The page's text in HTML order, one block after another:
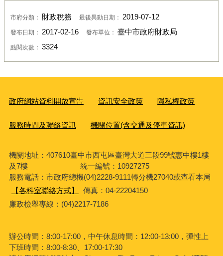
市府分類： 財政稅務 最後異動日期： 2019-07-12
發布日期： 2017-02-16 發布單位： 臺中市政府財政局
點閱次數： 3324
政府網站資料開放宣告 資訊安全政策 隱私權政策
服務時間及聯絡資訊 機關位置(含交通及停車資訊)
機關地址：407610臺中市西屯區臺灣大道三段99號惠中樓1樓
及7樓 統一編號：10927275
服務電話：市政府總機(04)2228-9111轉分機27040或查看本局
【各科室聯絡方式】
傳真：04-22204150
廉政檢舉專線：(04)2217-7186
辦公時間：8:00-17:00，中午休息時間：12:00-13:00，彈性上
下班時間：8:00-8:30、17:00-17:30